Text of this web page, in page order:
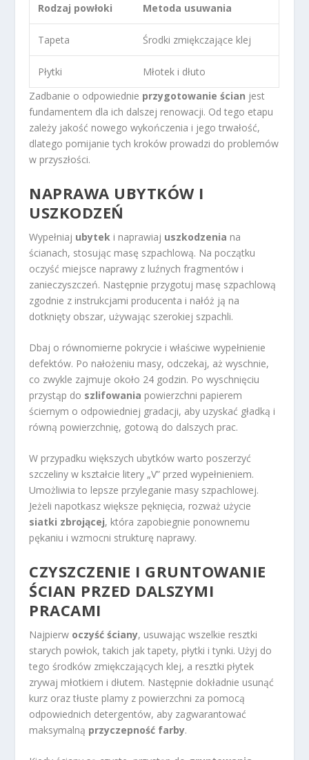
Rodzaj powłoki Metoda usuwania
Tapeta Środki zmiękczające klej
Płytki
Młotek i dłuto
Zadbanie o odpowiednie przygotowanie ścian jest
fundamentem dla ich dalszej renowacji. Od tego etapu
zależy jakość nowego wykończenia i jego trwałość,
dlatego pomijanie tych kroków prowadzi do problemów
w przyszłości.
NAPRAWA UBYTKÓW I
USZKODZEŃ
Wypełniaj ubytek i naprawiaj uszkodzenia na
ścianach, stosując masę szpachlową. Na początku
oczyść miejsce naprawy z luźnych fragmentów i
zanieczyszczeń. Następnie przygotuj masę szpachlową
zgodnie z instrukcjami producenta i nałóż ją na
dotknięty obszar, używając szerokiej szpachli.
Dbaj o równomierne pokrycie i właściwe wypełnienie
defektów. Po nałożeniu masy, odczekaj, aż wyschnie,
co zwykle zajmuje około 24 godzin. Po wyschnięciu
przystąp do szlifowania powierzchni papierem
ściernym o odpowiedniej gradacji, aby uzyskać gładką i
równą powierzchnię, gotową do dalszych prac.
W przypadku większych ubytków warto poszerzyć
szczeliny w kształcie litery „V” przed wypełnieniem.
Umożliwia to lepsze przyleganie masy szpachlowej.
Jeżeli napotkasz większe pęknięcia, rozważ użycie
siatki zbrojącej, która zapobiegnie ponownemu
pękaniu i wzmocni strukturę naprawy.
CZYSZCZENIE I GRUNTOWANIE
ŚCIAN PRZED DALSZYMI
PRACAMI
Najpierw oczyść ściany, usuwając wszelkie resztki
starych powłok, takich jak tapety, płytki i tynki. Użyj do
tego środków zmiękczających klej, a resztki płytek
zrywaj młotkiem i dłutem. Następnie dokładnie usunąć
kurz oraz tłuste plamy z powierzchni za pomocą
odpowiednich detergentów, aby zagwarantować
maksymalną przyczepność farby.